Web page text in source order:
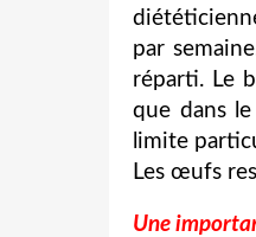
par
réparti. Le
que dans
limite
Les œufs
Une